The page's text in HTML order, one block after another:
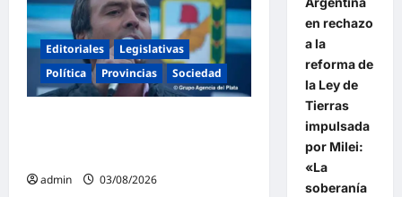
los
cambios
a
la
ley
de
Tierras
y
en
contra
Editoriales
Legislativas
Política
Provincias Sociedad
admin
03/08/2026
en rechazo
a la
reforma de
la Ley de
Tierras
impulsada
por Milei:
«La
soberanía